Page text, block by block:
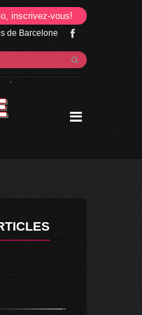
inscrivez-vous!
de Barcelone
'